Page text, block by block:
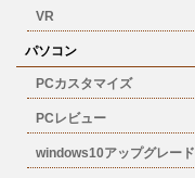
VR
パソコン
PCカスタマイズ
PCレビュー
windows10アップグレード